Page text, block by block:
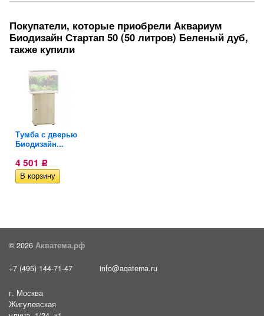
Покупатели, которые приобрели Аквариум
Биодизайн Стартап 50 (50 литров) Беленый дуб,
также купили
Тумба с дверью
Биодизайн...
4 501 Р
© 2026 Акватема.рф
+7 (495) 144-71-47 info@aqatema.ru
г. Москва
Жигулевская